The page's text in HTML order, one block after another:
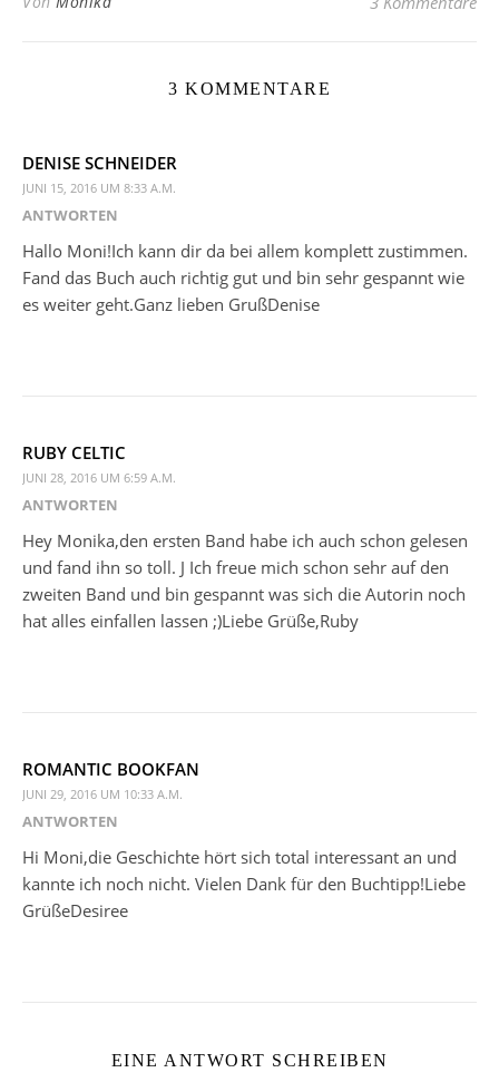
3 KOMMENTARE
DENISE SCHNEIDER
JUNI 15, 2016 UM 8:33 A.M.
ANTWORTEN
Hallo Moni!Ich kann dir da bei allem komplett zustimmen.
Fand das Buch auch richtig gut und bin sehr gespannt wie
es weiter geht.Ganz lieben GrußDenise
RUBY CELTIC
JUNI 28, 2016 UM 6:59 A.M.
ANTWORTEN
Hey Monika,den ersten Band habe ich auch schon gelesen
und fand ihn so toll. J Ich freue mich schon sehr auf den
zweiten Band und bin gespannt was sich die Autorin noch
hat alles einfallen lassen ;)Liebe Grüße,Ruby
ROMANTIC BOOKFAN
JUNI 29, 2016 UM 10:33 A.M.
ANTWORTEN
Hi Moni,die Geschichte hört sich total interessant an und
kannte ich noch nicht. Vielen Dank für den Buchtipp!Liebe
GrüßeDesiree
EINE ANTWORT SCHREIBEN